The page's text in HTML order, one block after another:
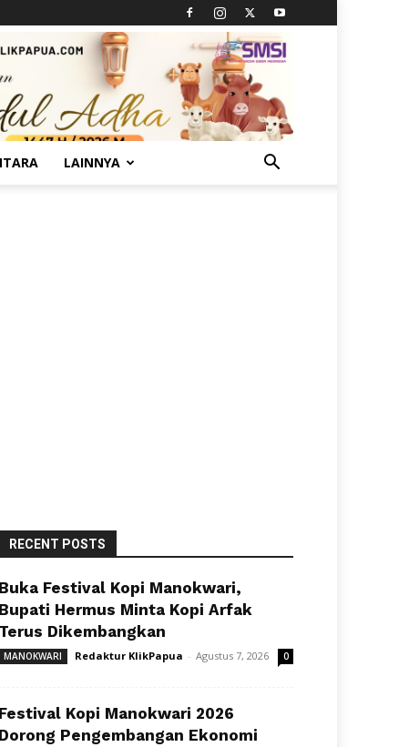
LAINNYA
RECENT POSTS
Buka Festival Kopi Manokwari,
Bupati Hermus Minta Kopi Arfak
Terus Dikembangkan
MANOKWARI Redaktur KlikPapua - Agustus 7, 2026 0
Festival Kopi Manokwari 2026
Dorong Pengembangan Ekonomi